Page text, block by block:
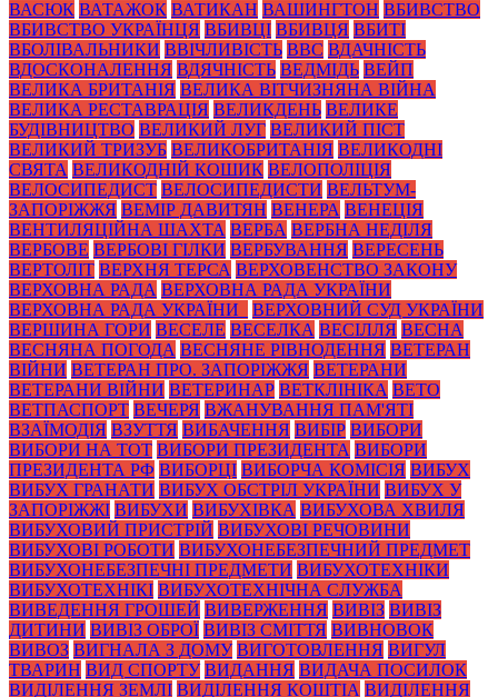
ВАСЮК ВАТАЖОК ВАТИКАН ВАШИНГТОН ВБИВСТВО
ВБИВСТВО УКРАЇНЦЯ ВБИВЦІ ВБИВЦЯ ВБИТІ
ВБОЛІВАЛЬНИКИ ВВІЧЛИВІСТЬ ВВС ВДАЧНІСТЬ
ВДОСКОНАЛЕННЯ ВДЯЧНІСТЬ ВЕДМІДЬ ВЕЙП
ВЕЛИКА БРИТАНІЯ ВЕЛИКА ВІТЧИЗНЯНА ВІЙНА
ВЕЛИКА РЕСТАВРАЦІЯ ВЕЛИКДЕНЬ ВЕЛИКЕ
БУДІВНИЦТВО ВЕЛИКИЙ ЛУГ ВЕЛИКИЙ ПІСТ
ВЕЛИКИЙ ТРИЗУБ ВЕЛИКОБРИТАНІЯ ВЕЛИКОДНІ
СВЯТА ВЕЛИКОДНІЙ КОШИК ВЕЛОПОЛІЦІЯ
ВЕЛОСИПЕДИСТ ВЕЛОСИПЕДИСТИ ВЕЛЬТУМ-
ЗАПОРІЖЖЯ ВЕМІР ДАВИТЯН ВЕНЕРА ВЕНЕЦІЯ
ВЕНТИЛЯЦІЙНА ШАХТА ВЕРБА ВЕРБНА НЕДІЛЯ
ВЕРБОВЕ ВЕРБОВІ ГІЛКИ ВЕРБУВАННЯ ВЕРЕСЕНЬ
ВЕРТОЛІТ ВЕРХНЯ ТЕРСА ВЕРХОВЕНСТВО ЗАКОНУ
ВЕРХОВНА РАДА ВЕРХОВНА РАДА УКРАЇНИ
ВЕРХОВНА РАДА УКРАЇНИ_
ВЕРХОВНИЙ СУД УКРАЇНИ
ВЕРШИНА ГОРИ ВЕСЕЛЕ ВЕСЕЛКА ВЕСІЛЛЯ ВЕСНА
ВЕСНЯНА ПОГОДА ВЕСНЯНЕ РІВНОДЕННЯ ВЕТЕРАН
ВІЙНИ ВЕТЕРАН ПРО. ЗАПОРІЖЖЯ ВЕТЕРАНИ
ВЕТЕРАНИ ВІЙНИ ВЕТЕРИНАР ВЕТКЛІНІКА ВЕТО
ВЕТПАСПОРТ ВЕЧЕРЯ ВЖАНУВАННЯ ПАМ'ЯТІ
ВЗАЇМОДІЯ ВЗУТТЯ ВИБАЧЕННЯ ВИБІР ВИБОРИ
ВИБОРИ НА ТОТ ВИБОРИ ПРЕЗИДЕНТА ВИБОРИ
ПРЕЗИДЕНТА РФ ВИБОРЦІ ВИБОРЧА КОМІСІЯ ВИБУХ
ВИБУХ ГРАНАТИ ВИБУХ ОБСТРІЛ УКРАЇНИ ВИБУХ У
ЗАПОРІЖЖІ ВИБУХИ ВИБУХІВКА ВИБУХОВА ХВИЛЯ
ВИБУХОВИЙ ПРИСТРІЙ ВИБУХОВІ РЕЧОВИНИ
ВИБУХОВІ РОБОТИ ВИБУХОНЕБЕЗПЕЧНИЙ ПРЕДМЕТ
ВИБУХОНЕБЕЗПЕЧНІ ПРЕДМЕТИ ВИБУХОТЕХНІКИ
ВИБУХОТЕХНІКІ ВИБУХОТЕХНІЧНА СЛУЖБА
ВИВЕДЕННЯ ГРОШЕЙ ВИВЕРЖЕННЯ ВИВІЗ ВИВІЗ
ДИТИНИ ВИВІЗ ОБРОЇ ВИВІЗ СМІТТЯ ВИВНОВОК
ВИВОЗ ВИГНАЛА З ДОМУ ВИГОТОВЛЕННЯ ВИГУЛ
ТВАРИН ВИД СПОРТУ ВИДАННЯ ВИДАЧА ПОСИЛОК
ВИДІЛЕННЯ ЗЕМЛІ ВИДІЛЕННЯ КОШТІА ВИДІЛЕННЯ